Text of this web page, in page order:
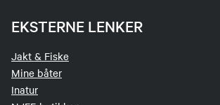
EKSTERNE LENKER
Jakt & Fiske
Mine båter
Inatur